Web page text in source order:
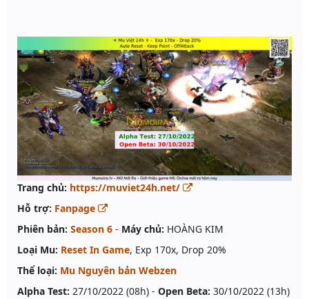
Trang chủ: https://muviet24h.net/
Hỗ trợ: Fanpage
Phiên bản: Season 6 - Máy chủ: HOÀNG KIM
Loại Mu: Reset In Game, Exp 170x, Drop 20%
Thể loại: Mu Nguyên bản Webzen
Alpha Test: 27/10/2022 (08h) - Open Beta: 30/10/2022 (13h)